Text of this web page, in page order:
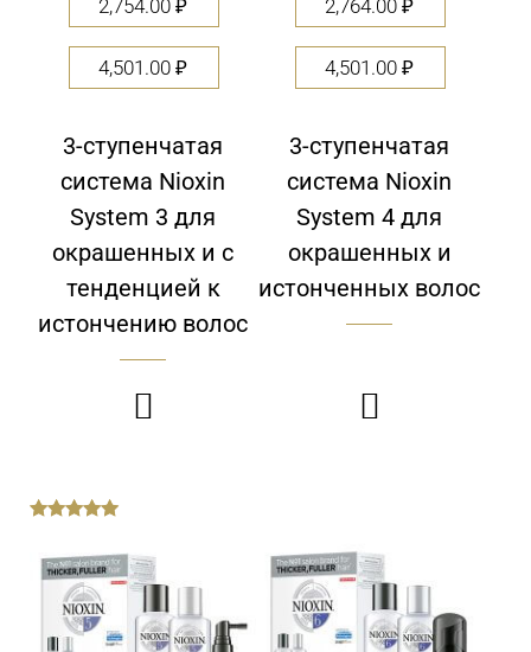
2,754.00₽
4,501.00₽
3-ступенчатая
система Nioxin
System 3 для
окрашенных и с
тенденцией к
истончению волос

2,764.00₽
4,501.00₽
3-ступенчатая
система Nioxin
System 4 для
окрашенных и
истонченных волос
